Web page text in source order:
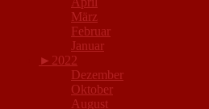
März
Februar
Januar
► 2022
Dezember
Oktober
August